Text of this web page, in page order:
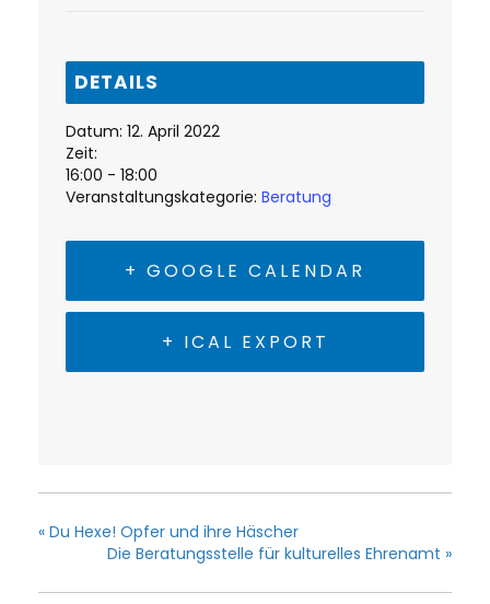
DETAILS
Datum: 12. April 2022
Zeit:
16:00 - 18:00
Veranstaltungskategorie: Beratung
+ GOOGLE CALENDAR
+ ICAL EXPORT
« Du Hexe! Opfer und ihre Häscher
Die Beratungsstelle für kulturelles Ehrenamt »